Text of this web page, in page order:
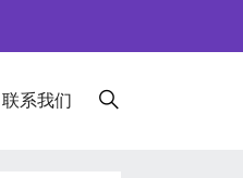
联系我们